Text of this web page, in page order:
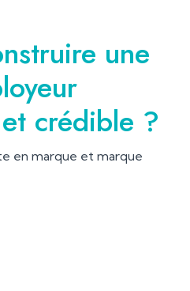
une
crédible ?
en marque et marque